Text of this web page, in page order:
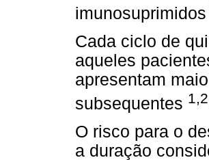
imunosuprimidos
Cada ciclo de
aqueles
apresentam
subsequentes
O risco para o
a duração